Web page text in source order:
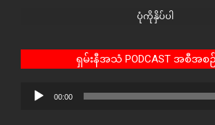
ပုံကိုနှိပ်ပါ
ရှမ်းနီအသံ PODCAST အစီအစဉ်
Audio
00:00